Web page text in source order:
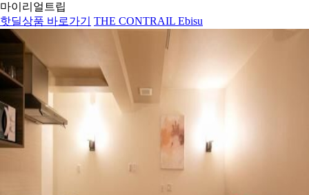
마이리얼트립
핫딜상품 바로가기
THE CONTRAIL Ebisu